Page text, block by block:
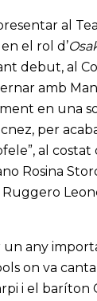
presentar al
el rol d’
debut, al
amb
en una
per
al
Rosina
un any
on va
i el